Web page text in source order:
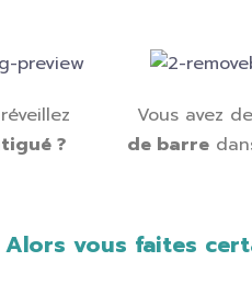
?
Vous avez
de barre
Alors vous faites